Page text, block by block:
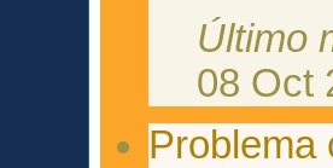
Último
08 Oct
Problema